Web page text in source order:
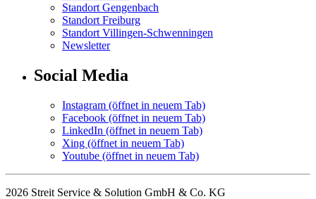
Standort Gengenbach
Standort Freiburg
Standort Villingen-Schwenningen
Newsletter
Social Media
Instagram (öffnet in neuem Tab)
Facebook (öffnet in neuem Tab)
LinkedIn (öffnet in neuem Tab)
Xing (öffnet in neuem Tab)
Youtube (öffnet in neuem Tab)
2026 Streit Service & Solution GmbH & Co. KG